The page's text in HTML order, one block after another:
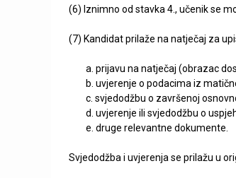
a
R
r
(6) Iznimno od stavka 4., učenik se
(7) Kandidat prilaže na natječaj za
a. prijavu na natječaj (obrazac
b. uvjerenje o podacima iz
c. svjedodžbu o završenoj
d. uvjerenje ili svjedodžbu o
e. druge relevantne dokumente.
Svjedodžba i uvjerenja se prilažu u